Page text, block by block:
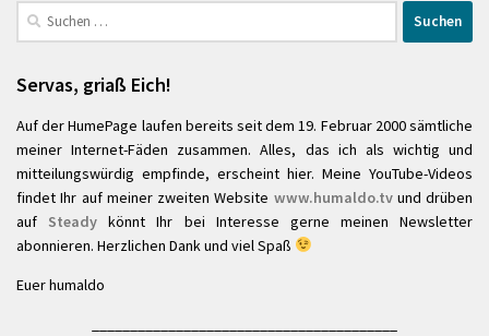
Suchen
nach:
Servas, griaß Eich!
Auf der HumePage laufen bereits seit dem 19. Februar 2000 sämtliche
meiner Internet-Fäden zusammen. Alles, das ich als wichtig und
mitteilungswürdig empfinde, erscheint hier. Meine YouTube-Videos
findet Ihr auf meiner zweiten Website www.humaldo.tvund drüben
auf Steady könnt Ihr bei Interesse gerne meinen Newsletter
abonnieren. Herzlichen Dank und viel Spaß
Euer humaldo